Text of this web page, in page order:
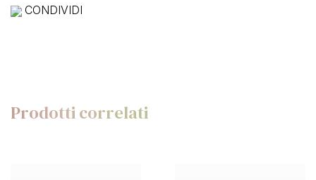
CONDIVIDI
Prodotti correlati